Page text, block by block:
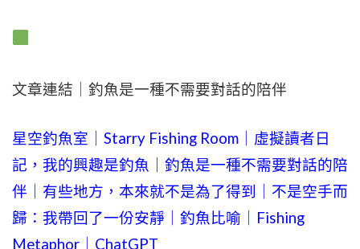
文章連結｜釣魚是一種不需要對話的陪伴
星空釣魚室｜Starry Fishing Room｜虛擬讀者日
記，我的興趣是釣魚｜釣魚是一種不需要對話的陪
伴｜有些地方，本來就不是為了得到｜不是空手而
歸：我帶回了一份安靜｜釣魚比喻｜Fishing
Metaphor｜ChatGPT